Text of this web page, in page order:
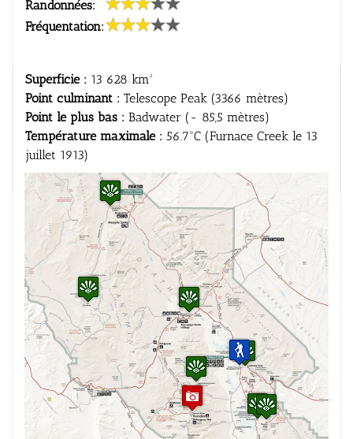
Randonnées:
Fréquentation:
Superficie : 13 628 km²
Point culminant : Telescope Peak (3366 mètres)
Point le plus bas : Badwater (- 85,5 mètres)
Température maximale : 56.7°C (Furnace Creek le 13
juillet 1913)